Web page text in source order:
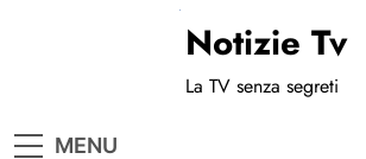
Notizie Tv
La TV senza segreti
MENU